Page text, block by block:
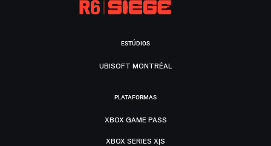
ESTÚDIOS
UBISOFT MONTRÉAL
PLATAFORMAS
XBOX GAME PASS
XBOX SERIES X|S